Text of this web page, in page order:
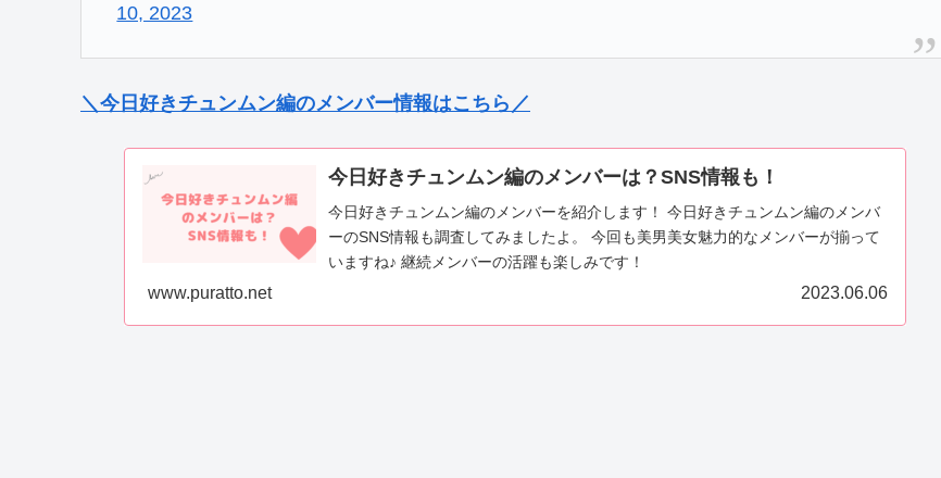
10, 2023
＼今日好きチュンムン編のメンバー情報はこちら／
今日好きチュンムン編のメンバーは？SNS情報も！
今日好きチュンムン編のメンバーを紹介します！ 今日好きチュンムン編のメンバ
ーのSNS情報も調査してみましたよ。 今回も美男美女魅力的なメンバーが揃って
いますね♪ 継続メンバーの活躍も楽しみです！
www.puratto.net 2023.06.06